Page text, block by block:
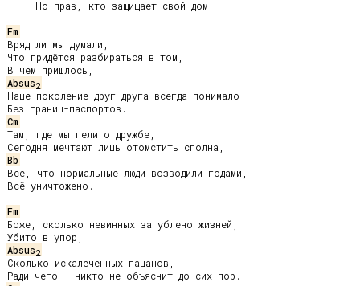
Fm
Вряд ли мы думали,
Что придётся разбираться в том,
Absus2
Наше поколение друг друга всегда понимало
Cm
Там, где мы пели о дружбе,
Bb
Всё, что нормальные люди возводили годами,
Всё уничтожено.
Fm
Боже, сколько невинных загублено жизней,
Absus2
Сколько искалеченных пацанов,